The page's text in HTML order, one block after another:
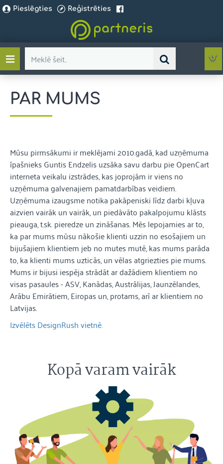
Pieslēgties Reģistrēties
Meklē
šeit..
PAR MUMS
Mūsu pirmsākumi ir meklējami 2010.gadā, kad uzņēmuma
īpašnieks Guntis Endzelis uzsāka savu darbu pie OpenCart
interneta veikalu izstrādes, kas joprojām ir viens no
uzņēmuma galvenajiem pamatdarbības veidiem.
Uzņēmuma izaugsme notika pakāpeniski līdz darbi kļuva
aizvien vairāk un vairāk, un piedāvāto pakalpojumu klāsts
pieauga, t.sk. pieredze un zināšanas. Mēs lepojamies ar to,
ka par mums mūsu nākošie klienti uzzin no esošajiem un
bijušajiem klientiem jeb no mutes mutē, kas mums parāda
to, ka klienti mums uzticās, un vēlas atgriezties pie mums.
Mums ir bijusi iespēja strādāt ar dažādiem klientiem no
visas pasaules - ASV, Kanādas, Austrālijas, Jaunzēlandes,
Arābu Emirātiem, Eiropas un, protams, arī ar klientiem no
Latvijas.
Izvēlēts DesignRush vietnē.
Kopā varam vairāk